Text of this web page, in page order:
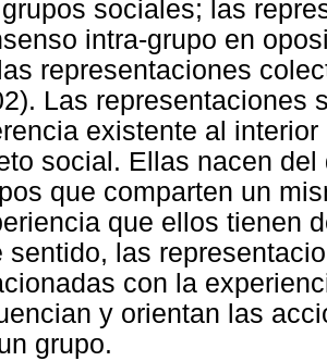
grupos sociales; las
intra-grupo en
representaciones
Las representaciones
existente al
social. Ellas nacen
que comparten un
que ellos tienen
sentido, las
con la
y orientan las
grupo.